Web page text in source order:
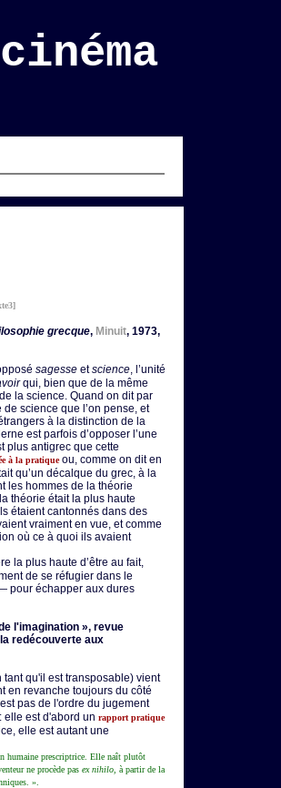
grecque, Minuit, 1973,
sagesse etscience, l’unité
qui, bien que de la même
la science. Quand on dit par
science que l’on pense, et
à la distinction de la
est parfois d’opposer l’une
plus antigrec que cette
à la pratiqueou, comme on dit en
qu’un décalque du grec, à la
les hommes de la théorie
théorie était la plus haute
étaient cantonnés dans des
vraiment en vue, et comme
où ce à quoi ils avaient
la plus haute d’être au fait,
de se réfugier dans le
pour échapper aux dures
l'imagination », revue
redécouverte aux
qu'il est transposable) vient
en revanche toujours du côté
pas de l'ordre du jugement
elle est d'abord un rapport pratique
elle est autant une
humaine prescriptrice. Elle naît plutôt
ne procède pas ex nihilo , à partir de la
».